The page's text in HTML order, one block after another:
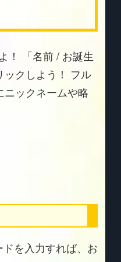
！ 「名前 / お誕生
ックしよう！ フル
ックネームや略
を入力すれば、お